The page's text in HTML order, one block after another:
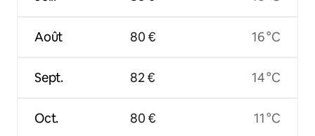
Août
Sept.
Oct.
80 €
82 €
80 €
16 °C
14 °C
11 °C